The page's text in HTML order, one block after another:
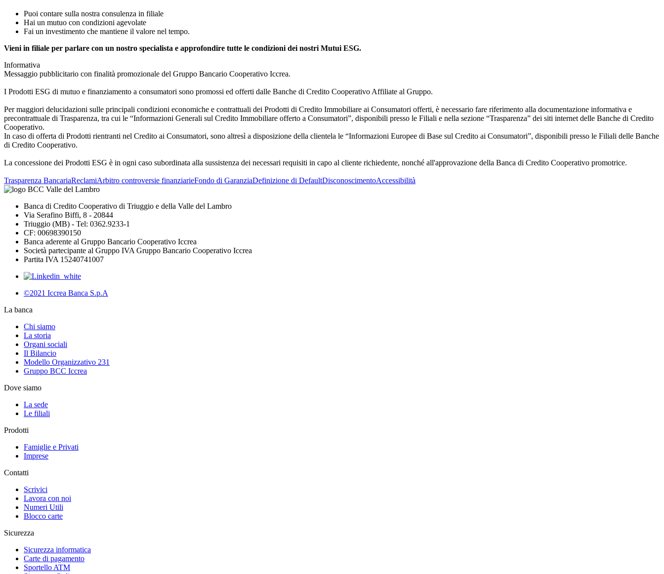
Puoi contare sulla nostra consulenza in filiale
Hai un mutuo con condizioni agevolate
Fai un investimento che mantiene il valore nel tempo.
Vieni in filiale per parlare con un nostro specialista e approfondire tutte le condizioni dei nostri Mutui ESG.
Informativa
Messaggio pubblicitario con finalità promozionale del Gruppo Bancario Cooperativo Iccrea.
I Prodotti ESG di mutuo e finanziamento a consumatori sono promossi ed offerti dalle Banche di Credito Cooperativo Affiliate al Gruppo.
Per maggiori delucidazioni sulle principali condizioni economiche e contrattuali dei Prodotti di Credito Immobiliare ai Consumatori offerti, è necessario fare riferimento alla documentazione informativa e
precontrattuale di Trasparenza, tra cui le “Informazioni Generali sul Credito Immobiliare offerto a Consumatori”, disponibili presso le Filiali e nella sezione “Trasparenza” dei siti internet delle Banche di Credito
Cooperativo.
In caso di offerta di Prodotti rientranti nel Credito ai Consumatori, sono altresì a disposizione della clientela le “Informazioni Europee di Base sul Credito ai Consumatori”, disponibili presso le Filiali delle Banche
di Credito Cooperativo.
La concessione dei Prodotti ESG è in ogni caso subordinata alla sussistenza dei necessari requisiti in capo al cliente richiedente, nonché all'approvazione della Banca di Credito Cooperativo promotrice.
Trasparenza BancariaReclamiArbitro controversie finanziarieFondo di GaranziaDefinizione di DefaultDisconoscimentoAccessibilità
Banca di Credito Cooperativo di Triuggio e della Valle del Lambro
Via Serafino Biffi, 8 - 20844
Triuggio (MB) - Tel: 0362.9233-1
CF: 00698390150
Banca aderente al Gruppo Bancario Cooperativo Iccrea
Società partecipante al Gruppo IVA Gruppo Bancario Cooperativo Iccrea
Partita IVA 15240741007
©2021 Iccrea Banca S.p.A
La banca
Chi siamo
La storia
Organi sociali
Il Bilancio
Modello Organizzativo 231
Gruppo BCC Iccrea
Dove siamo
La sede
Le filiali
Prodotti
Famiglie e Privati
Imprese
Contatti
Scrivici
Lavora con noi
Numeri Utili
Blocco carte
Sicurezza
Sicurezza informatica
Carte di pagamento
Sportello ATM